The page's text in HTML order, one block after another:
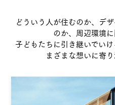
どういう人が住むのか、デ
のか、周辺環境に
子どもたちに引き継いでい
まざまな想いに寄り